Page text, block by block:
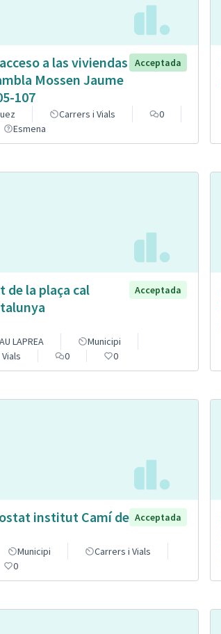
a las viviendas
Mossen Jaume
107
Acceptada
Carrers i Vials
0
Esmena
de la plaça cal
Acceptada
LAPREA
Municipi
0 0
institut Camí de Acceptada
Municipi
Carrers i Vials
0